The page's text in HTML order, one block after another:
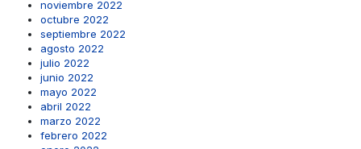
noviembre 2022
octubre 2022
septiembre 2022
agosto 2022
julio 2022
junio 2022
mayo 2022
abril 2022
marzo 2022
febrero 2022